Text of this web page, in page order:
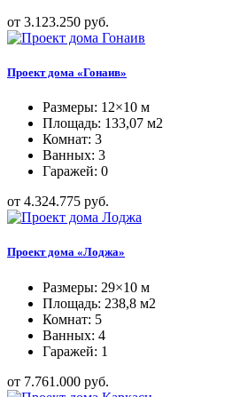
от 3.123.250 руб.
Проект дома «Гонаив»
Размеры: 12×10 м
Площадь: 133,07 м2
Комнат: 3
Ванных: 3
Гаражей: 0
от 4.324.775 руб.
Проект дома «Лоджа»
Размеры: 29×10 м
Площадь: 238,8 м2
Комнат: 5
Ванных: 4
Гаражей: 1
от 7.761.000 руб.